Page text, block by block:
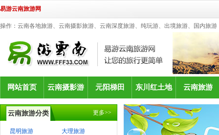
易游云南旅游网
操作：云南各地旅游、云南摄影旅游、云南深度旅游、纯玩游、出境旅游、国内旅
网站首页 云南摄影游 元阳梯田 东川红土地 云南旅游
云南旅游分类 更多>>
昆明旅游
大理旅游